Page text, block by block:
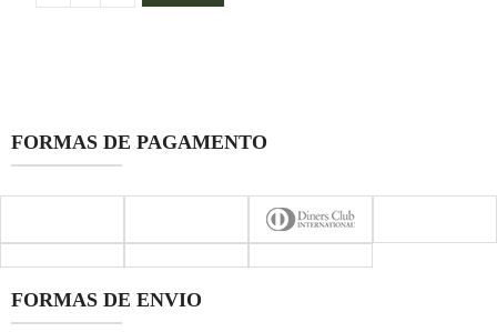
FORMAS DE PAGAMENTO
FORMAS DE ENVIO